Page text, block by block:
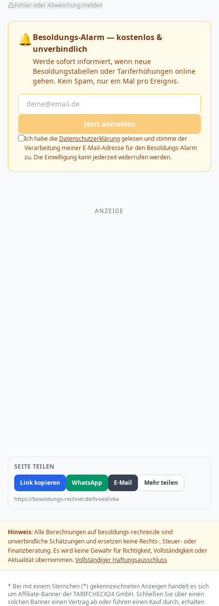
Fehler oder Abweichung melden
🔔Besoldungs-Alarm — kostenlos &
unverbindlich
Werde sofort informiert, wenn neue
Besoldungstabellen oder Tariferhöhungen online
gehen. Kein Spam, nur ein Mal pro Ereignis.
Jetzt anmelden
Ich habe die Datenschutzerklärunggelesen und stimme der
Verarbeitung meiner E-Mail-Adresse für den Besoldungs-Alarm
zu. Die Einwilligung kann jederzeit widerrufen werden.
ANZEIGE
SEITE TEILEN
Link kopieren
WhatsApp E-Mail Mehr teilen
https://besoldungs-rechner.de/tvoed/vka
Hinweis:Alle Berechnungen auf besoldungs-rechner.de sind
unverbindliche Schätzungen und ersetzen keine Rechts-, Steuer- oder
Finanzberatung. Es wird keine Gewähr für Richtigkeit, Vollständigkeit oder
Aktualität übernommen.Vollständiger Haftungsausschluss
* Bei mit einem Sternchen (*) gekennzeichneten Anzeigen handelt es sich
um Affiliate-Banner der TARIFCHECK24 GmbH. Schließen Sie über einen
solchen Banner einen Vertrag ab oder führen einen Kauf durch, erhalten